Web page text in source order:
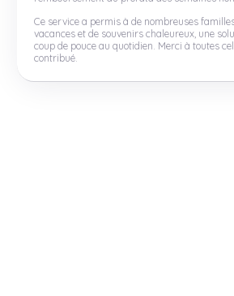
Ce service a permis à de nombreuses
vacances et de souvenirs chaleureux, une
coup de pouce au quotidien. Merci à toutes
contribué.